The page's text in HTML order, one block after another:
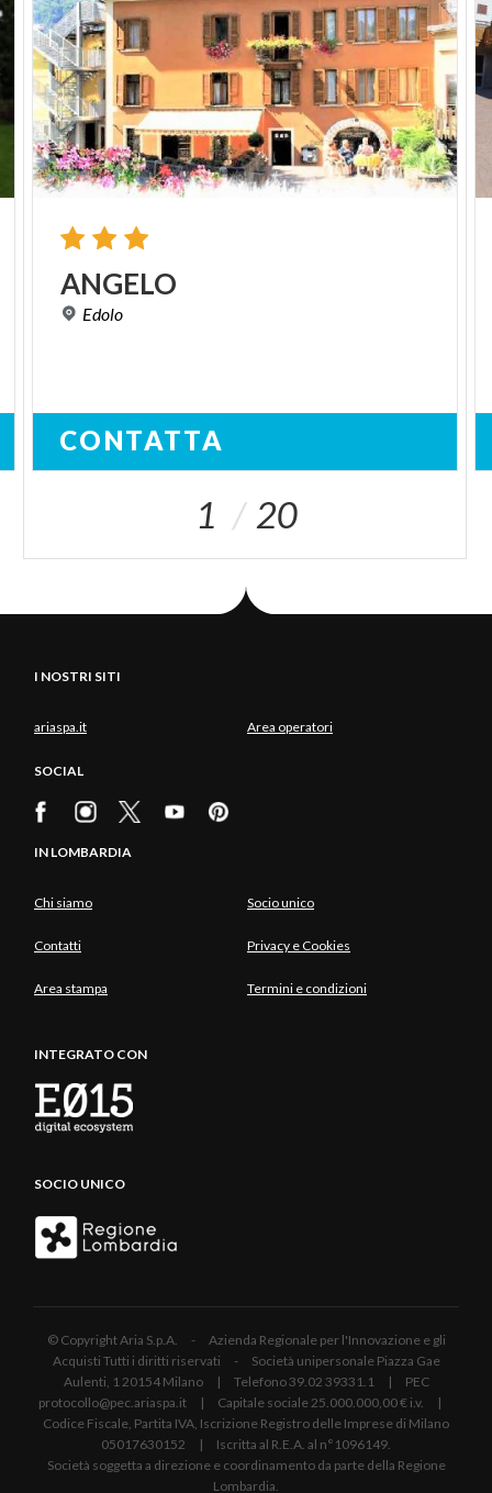
ANGELO
Edolo
CONTATTA
1 20
I NOSTRI SITI
ariaspa.it Area operatori
SOCIAL
IN LOMBARDIA
Chi siamo Socio unico
Contatti Privacy e Cookies
Area stampa Termini e condizioni
INTEGRATO CON
SOCIO UNICO
© Copyright Aria S.p.A. - Azienda Regionale per l'Innovazione e gli
Acquisti Tutti i diritti riservati - Società unipersonale Piazza Gae
Aulenti, 1 20154 Milano | Telefono 39.02 39331.1 | PEC
protocollo@pec.ariaspa.it | Capitale sociale 25.000.000,00 € i.v. |
Codice Fiscale, Partita IVA, Iscrizione Registro delle Imprese di Milano
05017630152 | Iscritta al R.E.A. al n°1096149.
Società soggetta a direzione e coordinamento da parte della Regione
Lombardia.